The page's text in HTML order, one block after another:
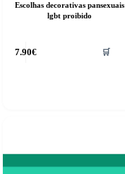
Escolhas decorativas pansexuais
lgbt proibido
7.90€ 🛒